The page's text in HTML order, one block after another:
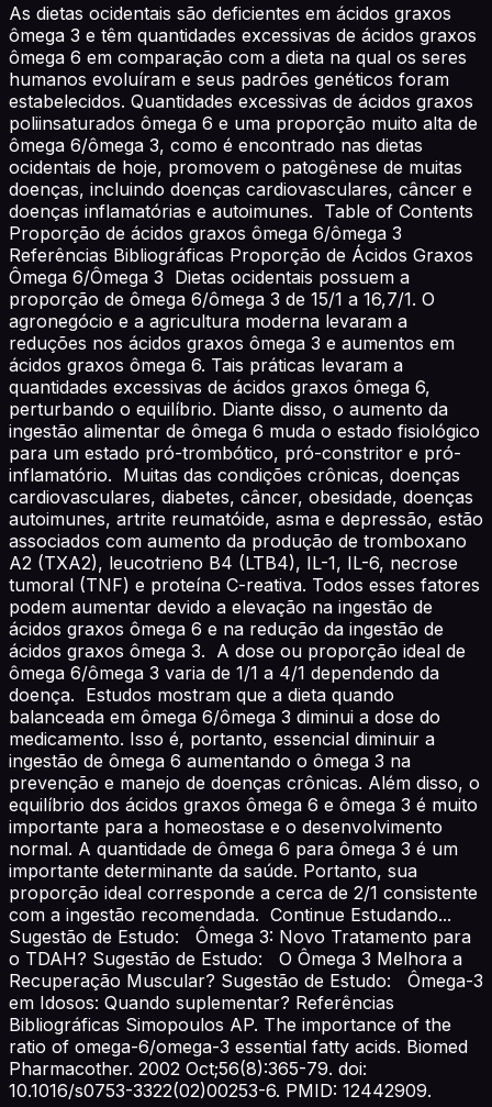
As dietas ocidentais são deficientes em ácidos graxos
ômega 3 e têm quantidades excessivas de ácidos graxos
ômega 6 em comparação com a dieta na qual os seres
humanos evoluíram e seus padrões genéticos foram
estabelecidos. Quantidades excessivas de ácidos graxos
poliinsaturados ômega 6 e uma proporção muito alta de
ômega 6/ômega 3, como é encontrado nas dietas
ocidentais de hoje, promovem o patogênese de muitas
doenças, incluindo doenças cardiovasculares, câncer e
doenças inflamatórias e autoimunes. Table of Contents
Proporção de ácidos graxos ômega 6/ômega 3
Referências Bibliográficas Proporção de Ácidos Graxos
Ômega 6/Ômega 3 Dietas ocidentais possuem a
proporção de ômega 6/ômega 3 de 15/1 a 16,7/1. O
agronegócio e a agricultura moderna levaram a
reduções nos ácidos graxos ômega 3 e aumentos em
ácidos graxos ômega 6. Tais práticas levaram a
quantidades excessivas de ácidos graxos ômega 6,
perturbando o equilíbrio. Diante disso, o aumento da
ingestão alimentar de ômega 6 muda o estado fisiológico
para um estado pró-trombótico, pró-constritor e pró-
inflamatório. Muitas das condições crônicas, doenças
cardiovasculares, diabetes, câncer, obesidade, doenças
autoimunes, artrite reumatóide, asma e depressão, estão
associados com aumento da produção de tromboxano
A2 (TXA2), leucotrieno B4 (LTB4), IL-1, IL-6, necrose
tumoral (TNF) e proteína C-reativa. Todos esses fatores
podem aumentar devido a elevação na ingestão de
ácidos graxos ômega 6 e na redução da ingestão de
ácidos graxos ômega 3. A dose ou proporção ideal de
ômega 6/ômega 3 varia de 1/1 a 4/1 dependendo da
doença. Estudos mostram que a dieta quando
balanceada em ômega 6/ômega 3 diminui a dose do
medicamento. Isso é, portanto, essencial diminuir a
ingestão de ômega 6 aumentando o ômega 3 na
prevenção e manejo de doenças crônicas. Além disso, o
equilíbrio dos ácidos graxos ômega 6 e ômega 3 é muito
importante para a homeostase e o desenvolvimento
normal. A quantidade de ômega 6 para ômega 3 é um
importante determinante da saúde. Portanto, sua
proporção ideal corresponde a cerca de 2/1 consistente
com a ingestão recomendada. Continue Estudando...
Sugestão de Estudo: Ômega 3: Novo Tratamento para
o TDAH? Sugestão de Estudo: O Ômega 3 Melhora a
Recuperação Muscular? Sugestão de Estudo: Ômega-3
em Idosos: Quando suplementar? Referências
Bibliográficas Simopoulos AP. The importance of the
ratio of omega-6/omega-3 essential fatty acids. Biomed
Pharmacother. 2002 Oct;56(8):365-79. doi:
10.1016/s0753-3322(02)00253-6. PMID: 12442909.